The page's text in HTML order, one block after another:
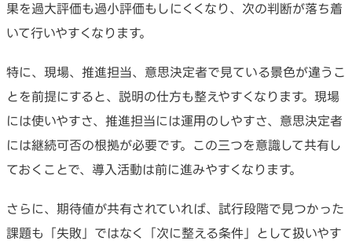
果を過大評価も過小評価もしにくくなり、次の判断が落ち着
いて行いやすくなります。
特に、現場、推進担当、意思決定者で見ている景色が違うこ
とを前提にすると、説明の仕方も整えやすくなります。現場
には使いやすさ、推進担当には運用のしやすさ、意思決定者
には継続可否の根拠が必要です。この三つを意識して共有し
ておくことで、導入活動は前に進みやすくなります。
さらに、期待値が共有されていれば、試行段階で見つかった
課題も「失敗」ではなく「次に整える条件」として扱いやす